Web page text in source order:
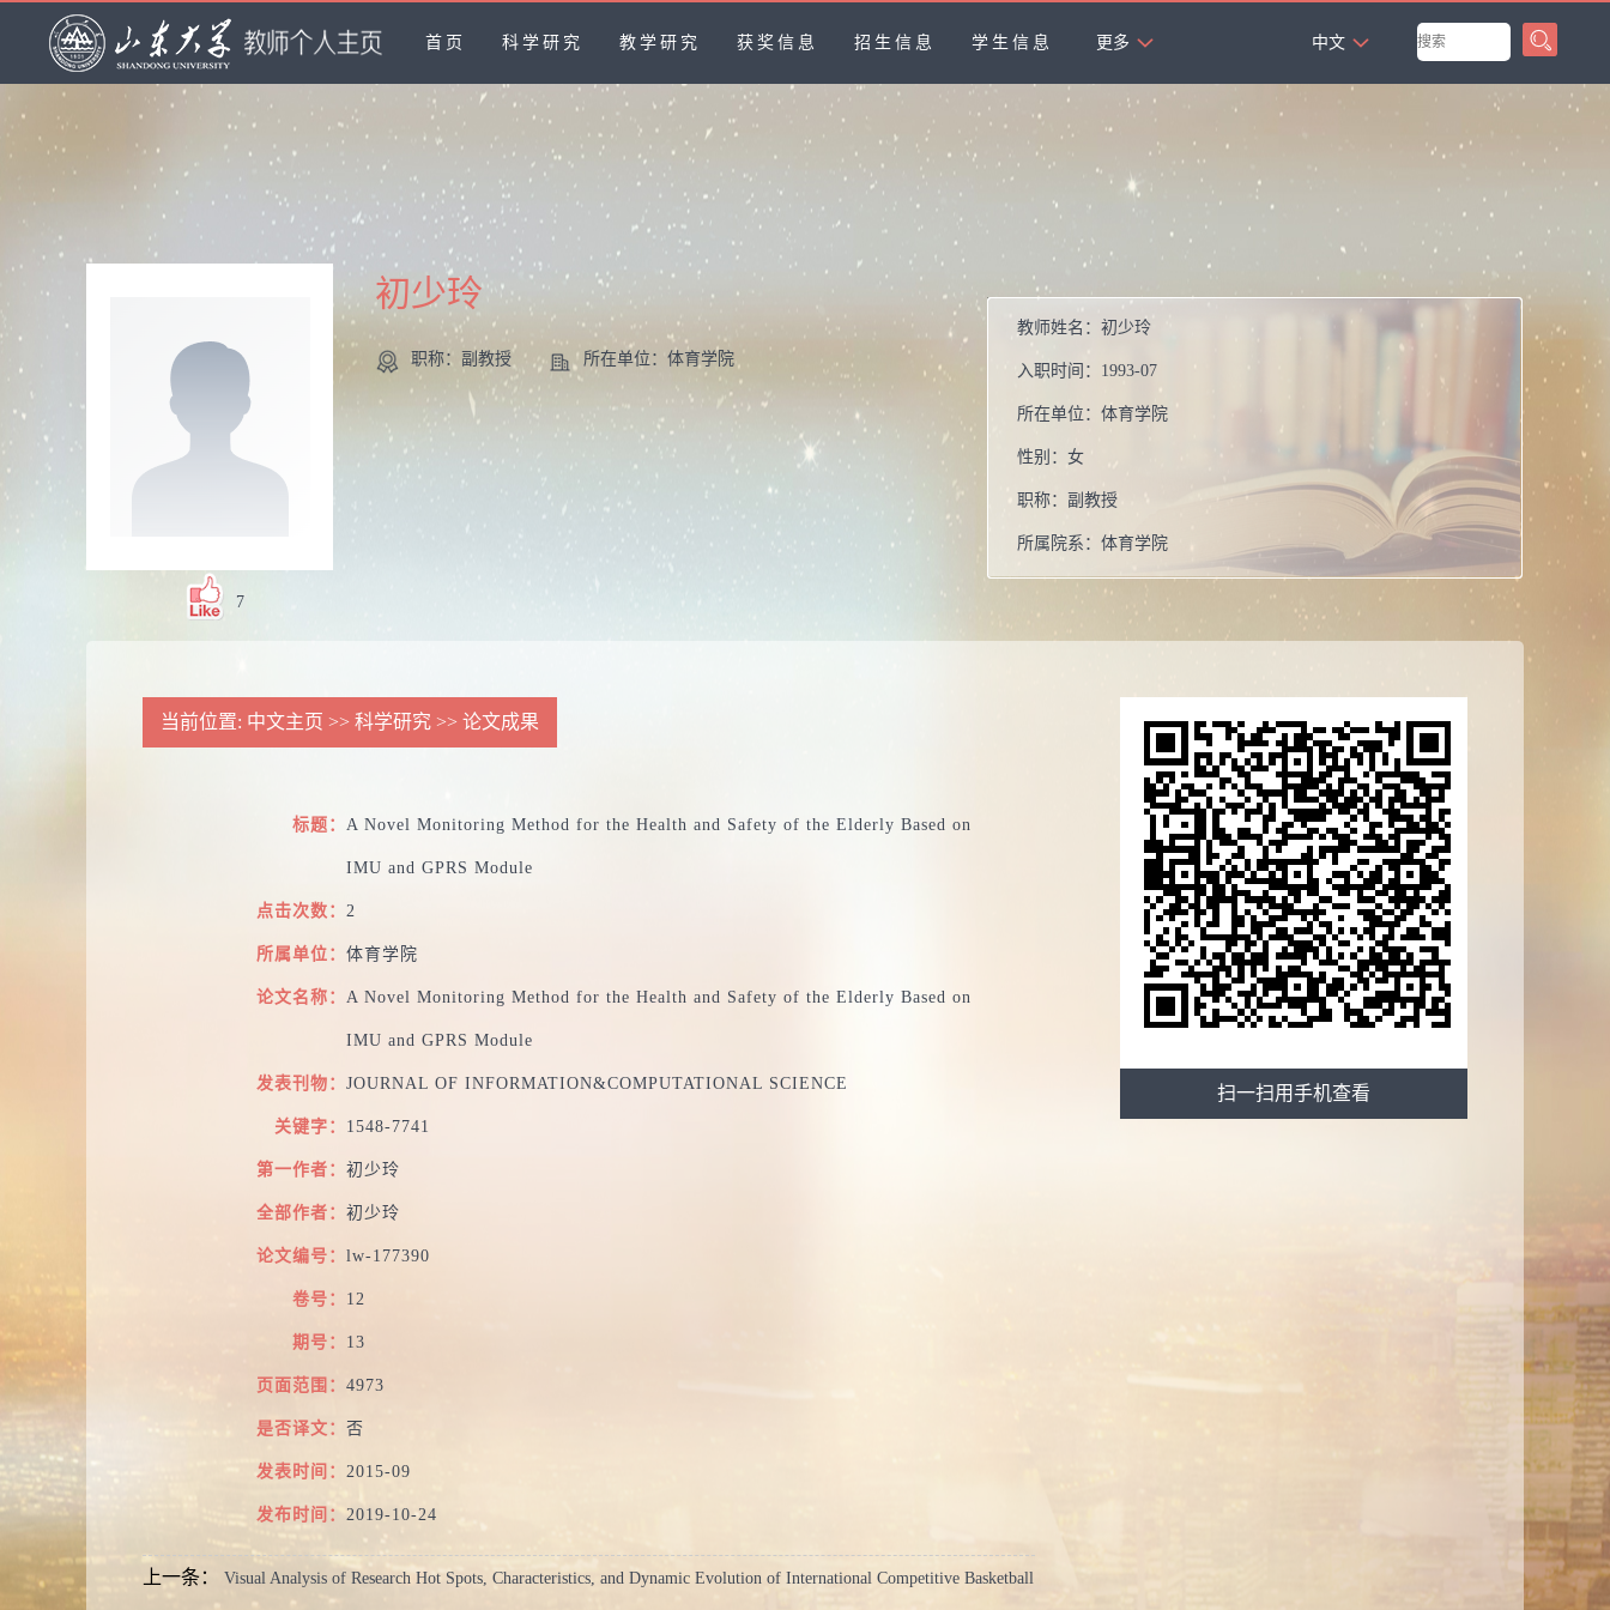
首页 科学研究 教学研究 获奖信息 招生信息 学生信息 更多
中文
7
初少玲
职称：副教授 所在单位：体育学院
教师姓名： 初少玲
入职时间： 1993-07
所在单位： 体育学院
性别： 女
职称： 副教授
所属院系： 体育学院
当前位置: 中文主页 >> 科学研究 >> 论文成果
标题： A Novel Monitoring Method for the Health and Safety of the Elderly Based on
IMU and GPRS Module
点击次数： 2
所属单位： 体育学院
论文名称： A Novel Monitoring Method for the Health and Safety of the Elderly Based on
IMU and GPRS Module
发表刊物： JOURNAL OF INFORMATION&COMPUTATIONAL SCIENCE
关键字： 1548-7741
第一作者： 初少玲
全部作者： 初少玲
论文编号： lw-177390
卷号： 12
期号： 13
页面范围： 4973
是否译文： 否
发表时间： 2015-09
发布时间： 2019-10-24
上一条： Visual Analysis of Research Hot Spots, Characteristics, and Dynamic Evolution of International Competitive Basketball
扫一扫用手机查看